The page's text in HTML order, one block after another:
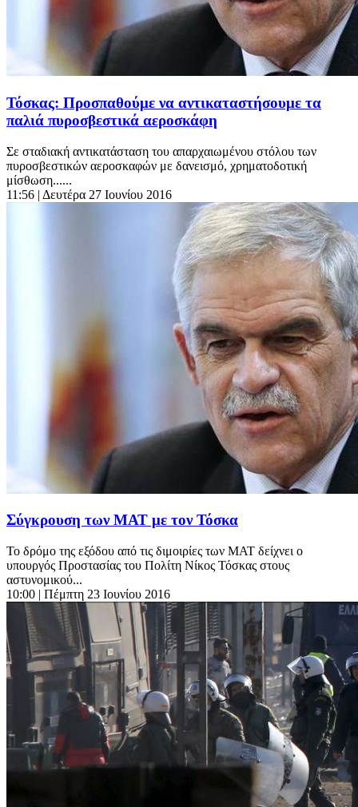
Τόσκας: Προσπαθούμε να αντικαταστήσουμε τα
παλιά πυροσβεστικά αεροσκάφη
Σε σταδιακή αντικατάσταση του απαρχαιωμένου στόλου των
πυροσβεστικών αεροσκαφών με δανεισμό, χρηματοδοτική
μίσθωση......
11:56 | Δευτέρα 27 Ιουνίου 2016
Σύγκρουση των ΜΑΤ με τον Τόσκα
Το δρόμο της εξόδου από τις διμοιρίες των ΜΑΤ δείχνει ο
υπουργός Προστασίας του Πολίτη Νίκος Τόσκας στους
αστυνομικού...
10:00 | Πέμπτη 23 Ιουνίου 2016